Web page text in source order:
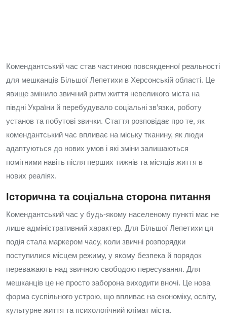
Комендантський час став частиною повсякденної реальності
для мешканців Більшої Лепетихи в Херсонській області. Це
явище змінило звичний ритм життя невеликого міста на
півдні України й перебудувало соціальні зв’язки, роботу
установ та побутові звички. Стаття розповідає про те, як
комендантський час впливає на міську тканину, як люди
адаптуються до нових умов і які зміни залишаються
помітними навіть після перших тижнів та місяців життя в
нових реаліях.
Історична та соціальна сторона питання
Комендантський час у будь-якому населеному пункті має не
лише адміністративний характер. Для Більшої Лепетихи ця
подія стала маркером часу, коли звичні розпорядки
поступилися місцем режиму, у якому безпека й порядок
переважають над звичною свободою пересування. Для
мешканців це не просто заборона виходити вночі. Це нова
форма суспільного устрою, що впливає на економіку, освіту,
культурне життя та психологічний клімат міста.